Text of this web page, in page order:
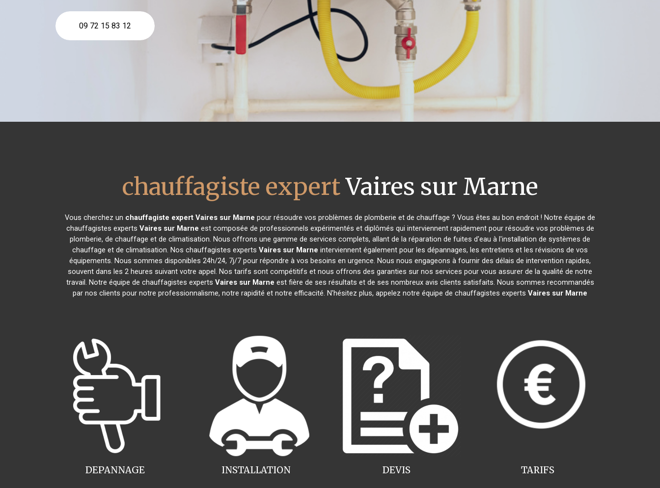
09 72 15 83 12
chauffagiste expertVaires sur Marne
Vous cherchez un chauffagiste expert Vaires sur Marne pour résoudre vos problèmes de plomberie et de chauffage ? Vous êtes au bon endroit ! Notre équipe de
chauffagistes experts Vaires sur Marne est composée de professionnels expérimentés et diplômés qui interviennent rapidement pour résoudre vos problèmes de
plomberie, de chauffage et de climatisation. Nous offrons une gamme de services complets, allant de la réparation de fuites d'eau à l'installation de systèmes de
chauffage et de climatisation. Nos chauffagistes experts Vaires sur Marne interviennent également pour les dépannages, les entretiens et les révisions de vos
équipements. Nous sommes disponibles 24h/24, 7j/7 pour répondre à vos besoins en urgence. Nous nous engageons à fournir des délais de intervention rapides,
souvent dans les 2 heures suivant votre appel. Nos tarifs sont compétitifs et nous offrons des garanties sur nos services pour vous assurer de la qualité de notre
travail. Notre équipe de chauffagistes experts Vaires sur Marne est fière de ses résultats et de ses nombreux avis clients satisfaits. Nous sommes recommandés
par nos clients pour notre professionnalisme, notre rapidité et notre efficacité. N'hésitez plus, appelez notre équipe de chauffagistes experts Vaires sur Marne
INSTALLATION
DEPANNAGE TARIFS
DEVIS